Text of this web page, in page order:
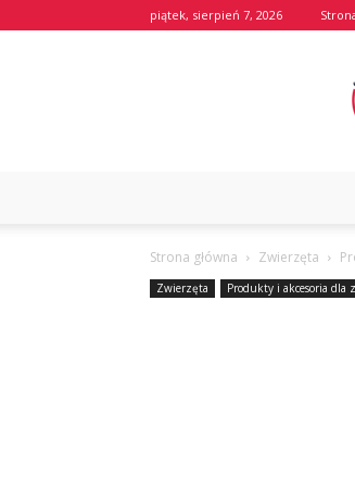
piątek, sierpień 7, 2026
Strona główna Zwierzęta
Zwierzęta Produkty i akcesoria dla